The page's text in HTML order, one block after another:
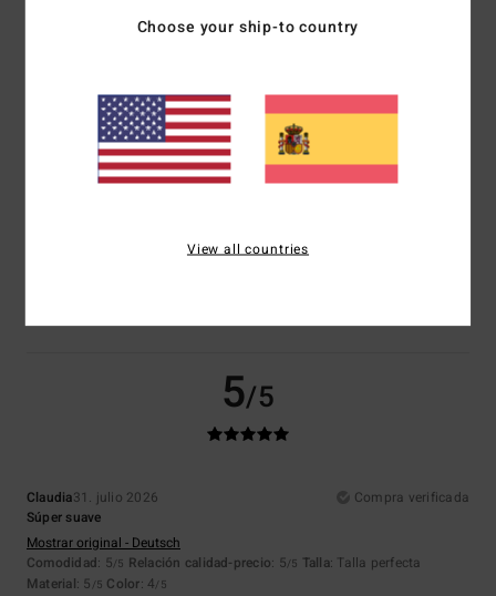
Talla
Demasiado pequeño
Demasiado grande
Color
5/5
Claudia31. julio 2026
Compra verificada
Súper suave
Mostrar original - Deutsch
Comodidad: 5/5 Relación calidad-precio: 5/5 Talla: Talla perfecta
Material: 5 /5 Color: 4/5
Choose your ship-to country
View all countries